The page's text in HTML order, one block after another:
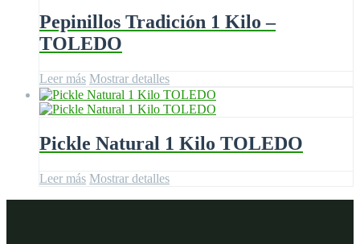
Pepinillos Tradición 1 Kilo –
TOLEDO
Leer más Mostrar detalles
Pickle Natural 1 Kilo TOLEDO
Leer más Mostrar detalles